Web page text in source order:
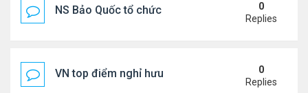
NS Bảo Quốc tổ chức sn cho bà xã
0
Replies
VN top điểm nghỉ hưu lý tưởng cho người Mỹ
0
Replies